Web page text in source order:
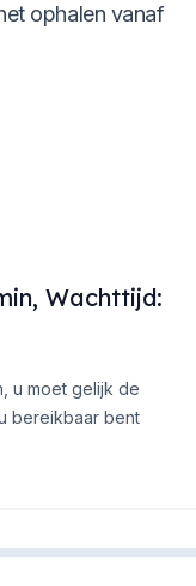
ophalen vanaf
Wachttijd:
u moet gelijk de
bereikbaar bent